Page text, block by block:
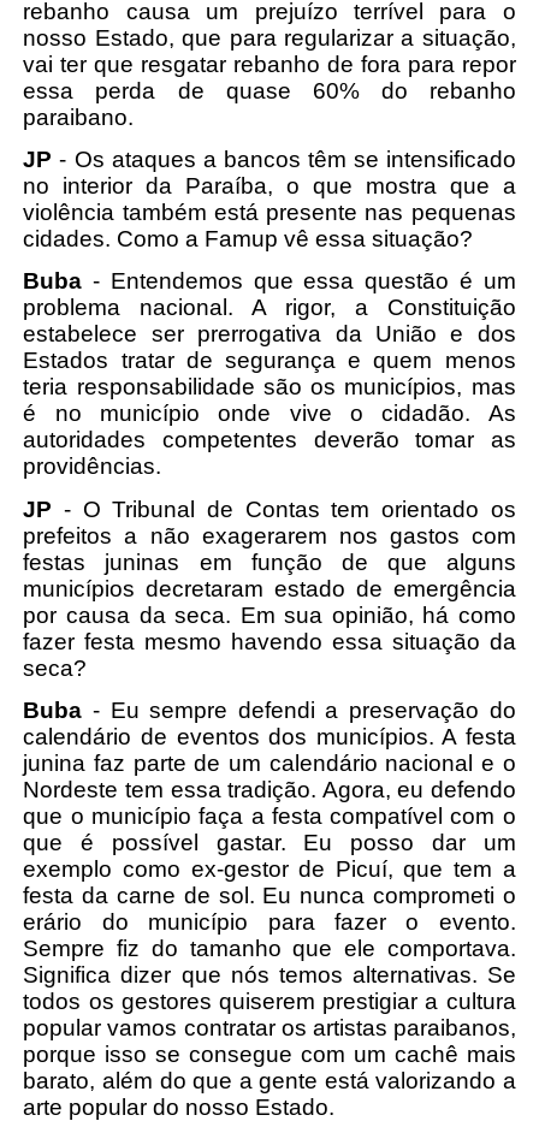
rebanho causa um prejuízo terrível para o
nosso Estado, que para regularizar a situação,
vai ter que resgatar rebanho de fora para repor
essa perda de quase 60% do rebanho
paraibano.
JP - Os ataques a bancos têm se intensificado
no interior da Paraíba, o que mostra que a
violência também está presente nas pequenas
cidades. Como a Famup vê essa situação?
Buba - Entendemos que essa questão é um
problema nacional. A rigor, a Constituição
estabelece ser prerrogativa da União e dos
Estados tratar de segurança e quem menos
teria responsabilidade são os municípios, mas
é no município onde vive o cidadão. As
autoridades competentes deverão tomar as
providências.
JP - O Tribunal de Contas tem orientado os
prefeitos a não exagerarem nos gastos com
festas juninas em função de que alguns
municípios decretaram estado de emergência
por causa da seca. Em sua opinião, há como
fazer festa mesmo havendo essa situação da
seca?
Buba - Eu sempre defendi a preservação do
calendário de eventos dos municípios. A festa
junina faz parte de um calendário nacional e o
Nordeste tem essa tradição. Agora, eu defendo
que o município faça a festa compatível com o
que é possível gastar. Eu posso dar um
exemplo como ex-gestor de Picuí, que tem a
festa da carne de sol. Eu nunca comprometi o
erário do município para fazer o evento.
Sempre fiz do tamanho que ele comportava.
Significa dizer que nós temos alternativas. Se
todos os gestores quiserem prestigiar a cultura
popular vamos contratar os artistas paraibanos,
porque isso se consegue com um cachê mais
barato, além do que a gente está valorizando a
arte popular do nosso Estado.